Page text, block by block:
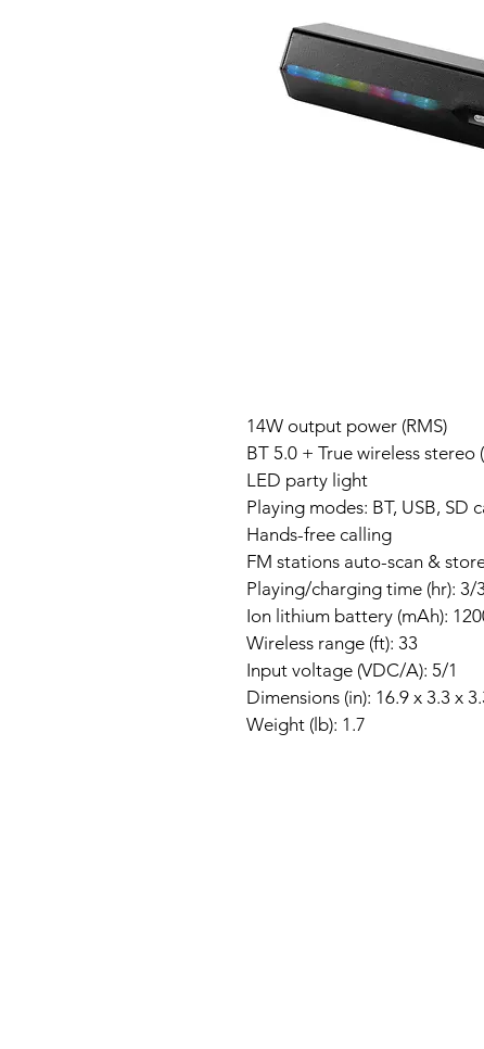
14W output power (RMS)
BT 5.0 + True wireless stereo
LED party light
Playing modes: BT, USB, SD
Hands-free calling
FM stations auto-scan &
Playing/charging time (hr): 3/
Ion lithium battery (mAh):
Wireless range (ft): 33
Input voltage (VDC/A): 5/1
Dimensions (in): 16.9 x 3.3 x
Weight (lb): 1.7